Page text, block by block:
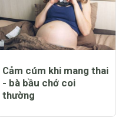
Cảm cúm khi mang thai
- bà bầu chớ coi
thường